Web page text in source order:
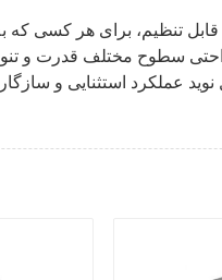
قابل تنظیم، برای هر کسی
سطوح مختلف قدرت و